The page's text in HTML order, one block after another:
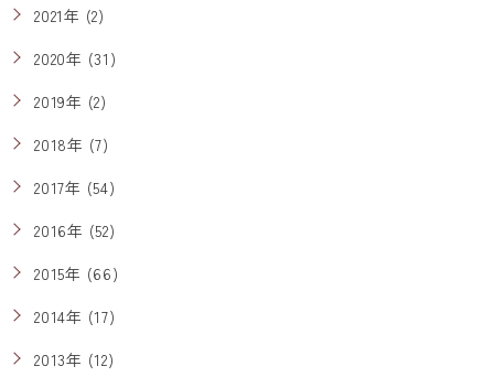
2021年 (2)
2020年 (31)
2019年 (2)
2018年 (7)
2017年 (54)
2016年 (52)
2015年 (66)
2014年 (17)
2013年 (12)